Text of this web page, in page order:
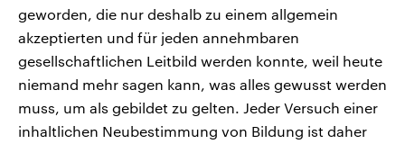
geworden, die nur deshalb zu einem allgemein
akzeptierten und für jeden annehmbaren
gesellschaftlichen Leitbild werden konnte, weil heute
niemand mehr sagen kann, was alles gewusst werden
muss, um als gebildet zu gelten. Jeder Versuch einer
inhaltlichen Neubestimmung von Bildung ist daher